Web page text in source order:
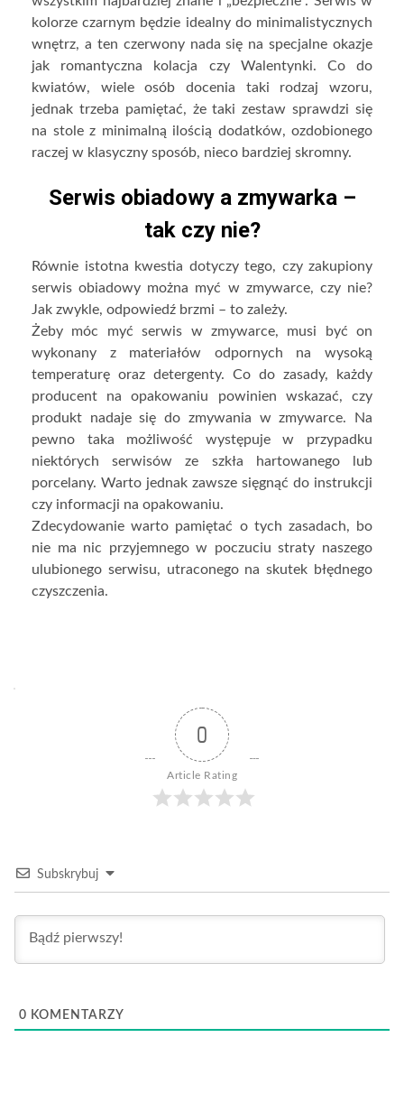
kolorze czarnym będzie idealny do minimalistycznych
wnętrz, a ten czerwony nada się na specjalne okazje
jak romantyczna kolacja czy Walentynki. Co do
kwiatów, wiele osób docenia taki rodzaj wzoru,
jednak trzeba pamiętać, że taki zestaw sprawdzi się
na stole z minimalną ilością dodatków, ozdobionego
raczej w klasyczny sposób, nieco bardziej skromny.
Serwis obiadowy a zmywarka –
tak czy nie?
Równie istotna kwestia dotyczy tego, czy zakupiony
serwis obiadowy można myć w zmywarce, czy nie?
Jak zwykle, odpowiedź brzmi – to zależy.
Żeby móc myć serwis w zmywarce, musi być on
wykonany z materiałów odpornych na wysoką
temperaturę oraz detergenty. Co do zasady, każdy
producent na opakowaniu powinien wskazać, czy
produkt nadaje się do zmywania w zmywarce. Na
pewno taka możliwość występuje w przypadku
niektórych serwisów ze szkła hartowanego lub
porcelany. Warto jednak zawsze sięgnąć do instrukcji
czy informacji na opakowaniu.
Zdecydowanie warto pamiętać o tych zasadach, bo
nie ma nic przyjemnego w poczuciu straty naszego
ulubionego serwisu, utraconego na skutek błędnego
czyszczenia.
0
Article Rating
Subskrybuj
0 KOMENTARZY